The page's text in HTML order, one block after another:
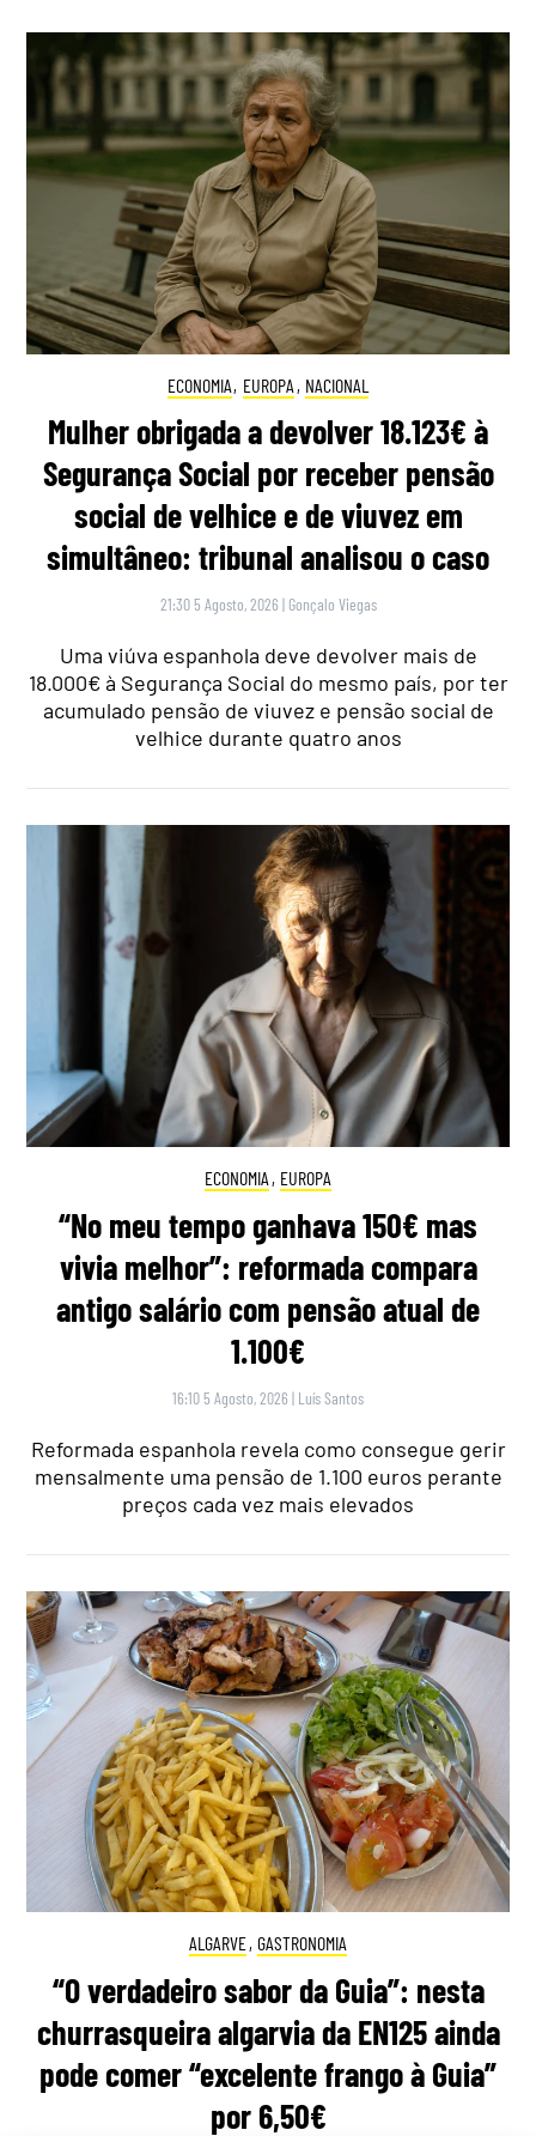
ECONOMIA, EUROPA , NACIONAL
Mulher obrigada a devolver 18.123€ à
Segurança Social por receber pensão
social de velhice e de viuvez em
simultâneo: tribunal analisou o caso
21:30 5 Agosto, 2026 | Gonçalo Viegas
Uma viúva espanhola deve devolver mais de
18.000€ à Segurança Social do mesmo país, por ter
acumulado pensão de viuvez e pensão social de
velhice durante quatro anos
ECONOMIA , EUROPA
“No meu tempo ganhava 150€ mas
vivia melhor”: reformada compara
antigo salário com pensão atual de
1.100€
16:10 5 Agosto, 2026 | Luís Santos
Reformada espanhola revela como consegue gerir
mensalmente uma pensão de 1.100 euros perante
preços cada vez mais elevados
ALGARVE, GASTRONOMIA
“O verdadeiro sabor da Guia”: nesta
churrasqueira algarvia da EN125 ainda
pode comer “excelente frango à Guia”
por 6,50€